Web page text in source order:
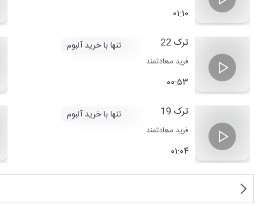
۰۱:۱۰
ترک 22
فرید سعادتمند
۰۰:۵۳
تنها با خرید آلبوم
ترک 19
فرید سعادتمند
۰۱:۰۴
تنها با خرید آلبوم